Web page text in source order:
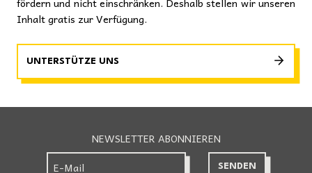
Inhalt gratis zur Verfügung.
UNTERSTÜTZE UNS
NEWSLETTER ABONNIEREN